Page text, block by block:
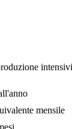
mensile